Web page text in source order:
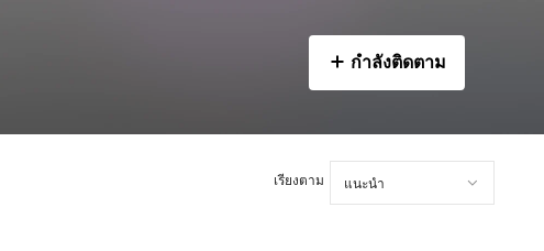
กำลังติดตาม
เรียงตาม